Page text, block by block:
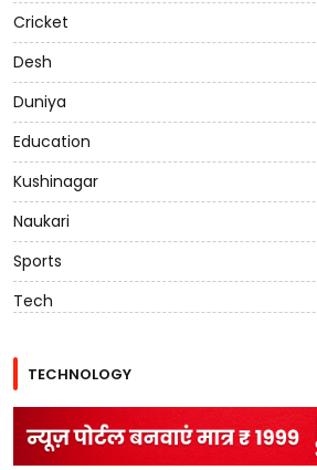
Cricket
Desh
Duniya
Education
Kushinagar
Naukari
Sports
Tech
TECHNOLOGY